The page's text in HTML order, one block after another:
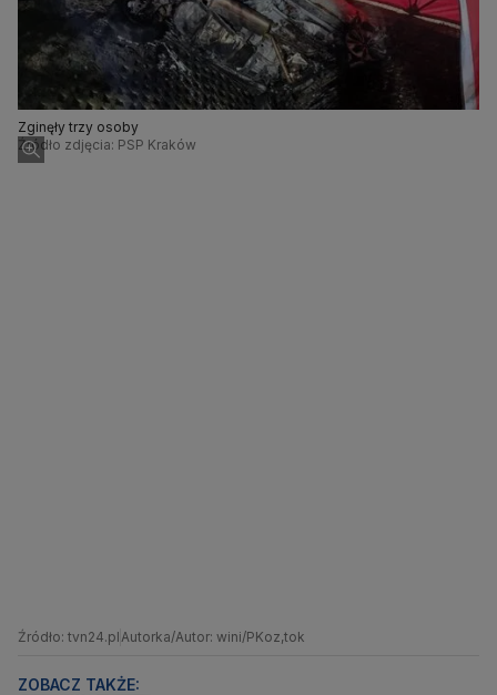
Zginęły trzy osoby
Źródło zdjęcia: PSP Kraków
Źródło: tvn24.pl Autorka/Autor: wini/PKoz,tok
ZOBACZ TAKŻE: